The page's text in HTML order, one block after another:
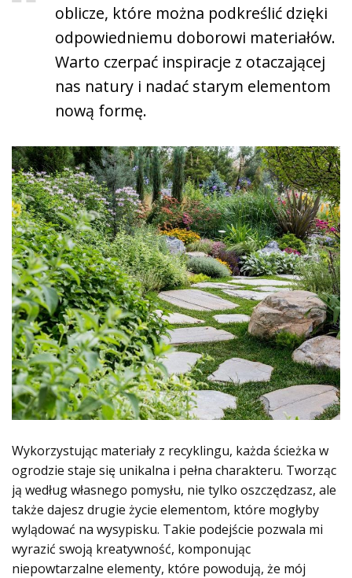
oblicze, które można podkreślić dzięki
odpowiedniemu doborowi materiałów.
Warto czerpać inspiracje z otaczającej
nas natury i nadać starym elementom
nową formę.
Wykorzystując materiały z recyklingu, każda ścieżka w
ogrodzie staje się unikalna i pełna charakteru. Tworząc
ją według własnego pomysłu, nie tylko oszczędzasz, ale
także dajesz drugie życie elementom, które mogłyby
wylądować na wysypisku. Takie podejście pozwala mi
wyrazić swoją kreatywność, komponując
niepowtarzalne elementy, które powodują, że mój